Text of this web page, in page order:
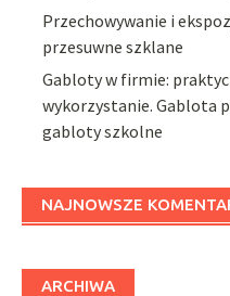
Przechowywanie i
przesuwne szklane
Gabloty w firmie:
wykorzystanie. Gablota
gabloty szkolne
NAJNOWSZE
ARCHIWA